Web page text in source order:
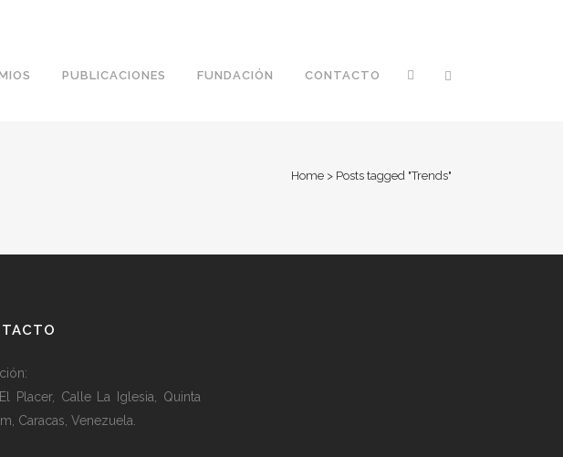
PUBLICACIONES FUNDACIÓN CONTACTO
Home > Posts tagged "Trends"
Placer, Calle La Iglesia, Quinta
Caracas, Venezuela.